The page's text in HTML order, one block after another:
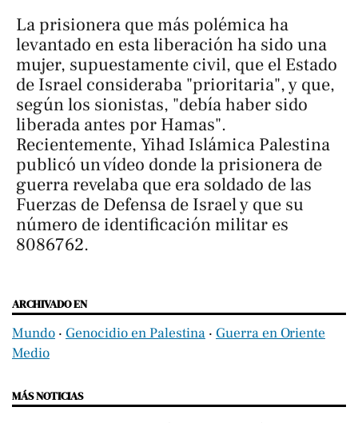
La prisionera que más polémica ha
levantado en esta liberación ha sido una
mujer, supuestamente civil, que el Estado
de Israel consideraba "prioritaria", y que,
según los sionistas, "debía haber sido
liberada antes por Hamas".
Recientemente, Yihad Islámica Palestina
publicó un vídeo donde la prisionera de
guerra revelaba que era soldado de las
Fuerzas de Defensa de Israel y que su
número de identificación militar es
8086762.
ARCHIVADO EN
Mundo ‧ Genocidio en Palestina ‧ Guerra en Oriente
Medio
MÁS NOTICIAS